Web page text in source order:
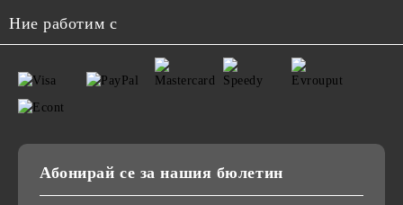
Ние работим с
Абонирай се за нашия бюлетин